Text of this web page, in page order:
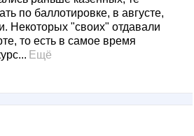
по баллотировке, в августе,
Некоторых "своих" отдавали
то есть в самое время
Ещё